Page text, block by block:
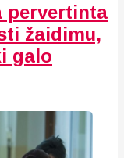
pervertinta
žaidimu,
galo